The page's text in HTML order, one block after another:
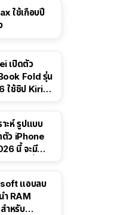
41:47
ใช้เกือบปี
เปิดตัว
Fold รุ่น
ใช้ชิป Kirin
าะห์ รูปแบบ
ตัว iPhone
นี้ จะมี
แอบลบ
ำ RAM
ำหรับ